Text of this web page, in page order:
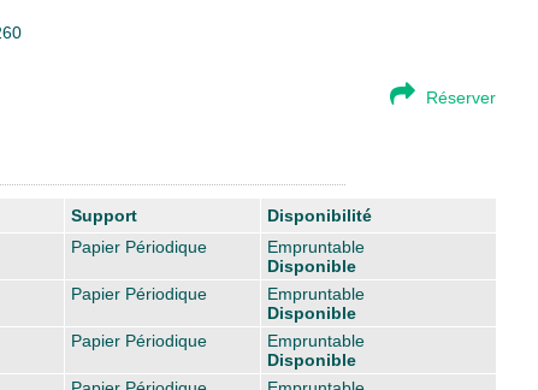
Réserver
Support
Disponibilité
Papier Périodique
Empruntable
Disponible
Papier Périodique
Empruntable
Disponible
Papier Périodique
Empruntable
Disponible